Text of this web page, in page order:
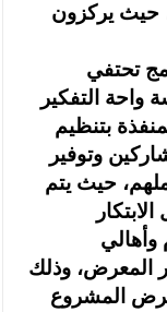
حيث يركزون
تحتفي
التفكير
بتنظيم
وتوفير
حيث يتم
وأهالي
المعرض، وذلك
المشروع